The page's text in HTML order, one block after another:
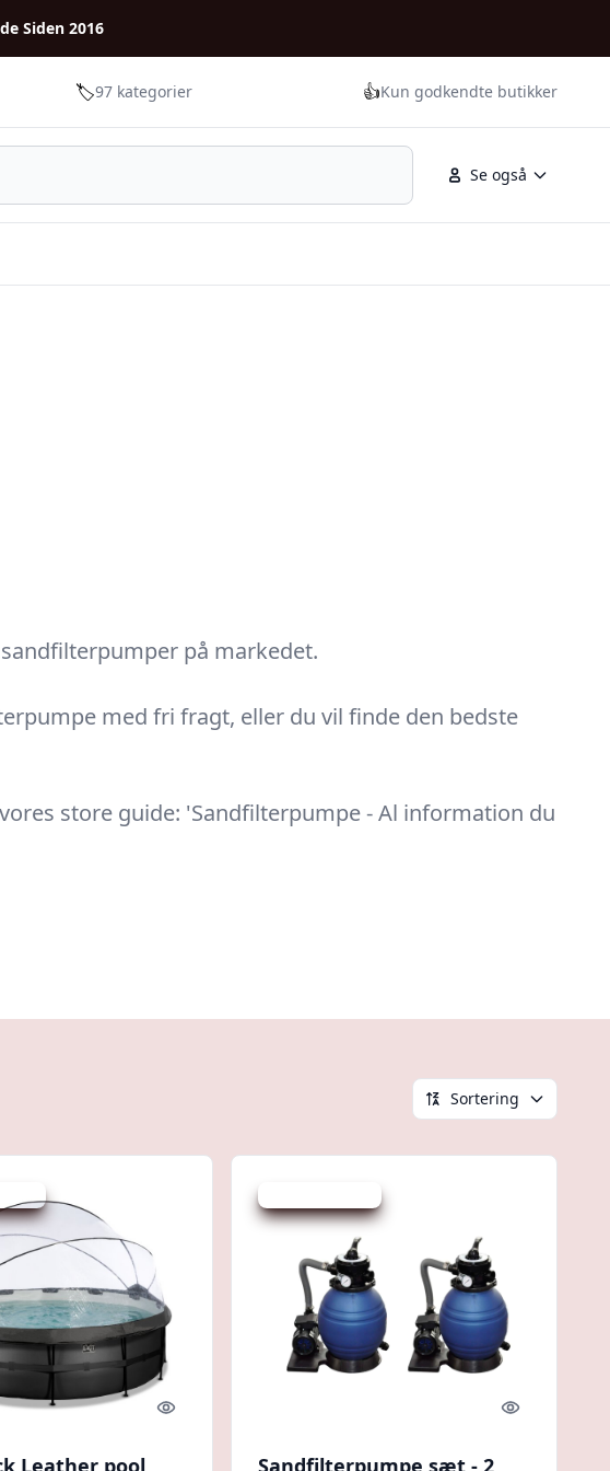
Siden 2016
🏷️97 kategorier 👍Kun godkendte butikker
Se også
på markedet.
med fri fragt, eller du vil finde den bedste
store guide: 'Sandfilterpumpe - Al information du
Sortering
Quick look
Leather pool
Quick look
Sandfilterpumpe sæt - 2